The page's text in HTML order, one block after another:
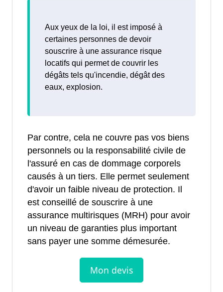
Aux yeux de la loi, il est imposé à
certaines personnes de devoir
souscrire à une assurance risque
locatifs qui permet de couvrir les
dégâts tels qu'incendie, dégât des
eaux, explosion.
Par contre, cela ne couvre pas vos biens
personnels ou la responsabilité civile de
l'assuré en cas de dommage corporels
causés à un tiers. Elle permet seulement
d'avoir un faible niveau de protection. Il
est conseillé de souscrire à une
assurance multirisques (MRH) pour avoir
un niveau de garanties plus important
sans payer une somme démesurée.